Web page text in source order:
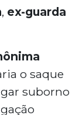
, ex-guarda
o saque
suborno